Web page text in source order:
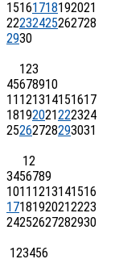
15161718192021
22232425262728
2930
123
45678910
11 121314151617
18192021222324
25262728293031
12
3456789
1011 1213141516
17181920212223
24252627282930
123456